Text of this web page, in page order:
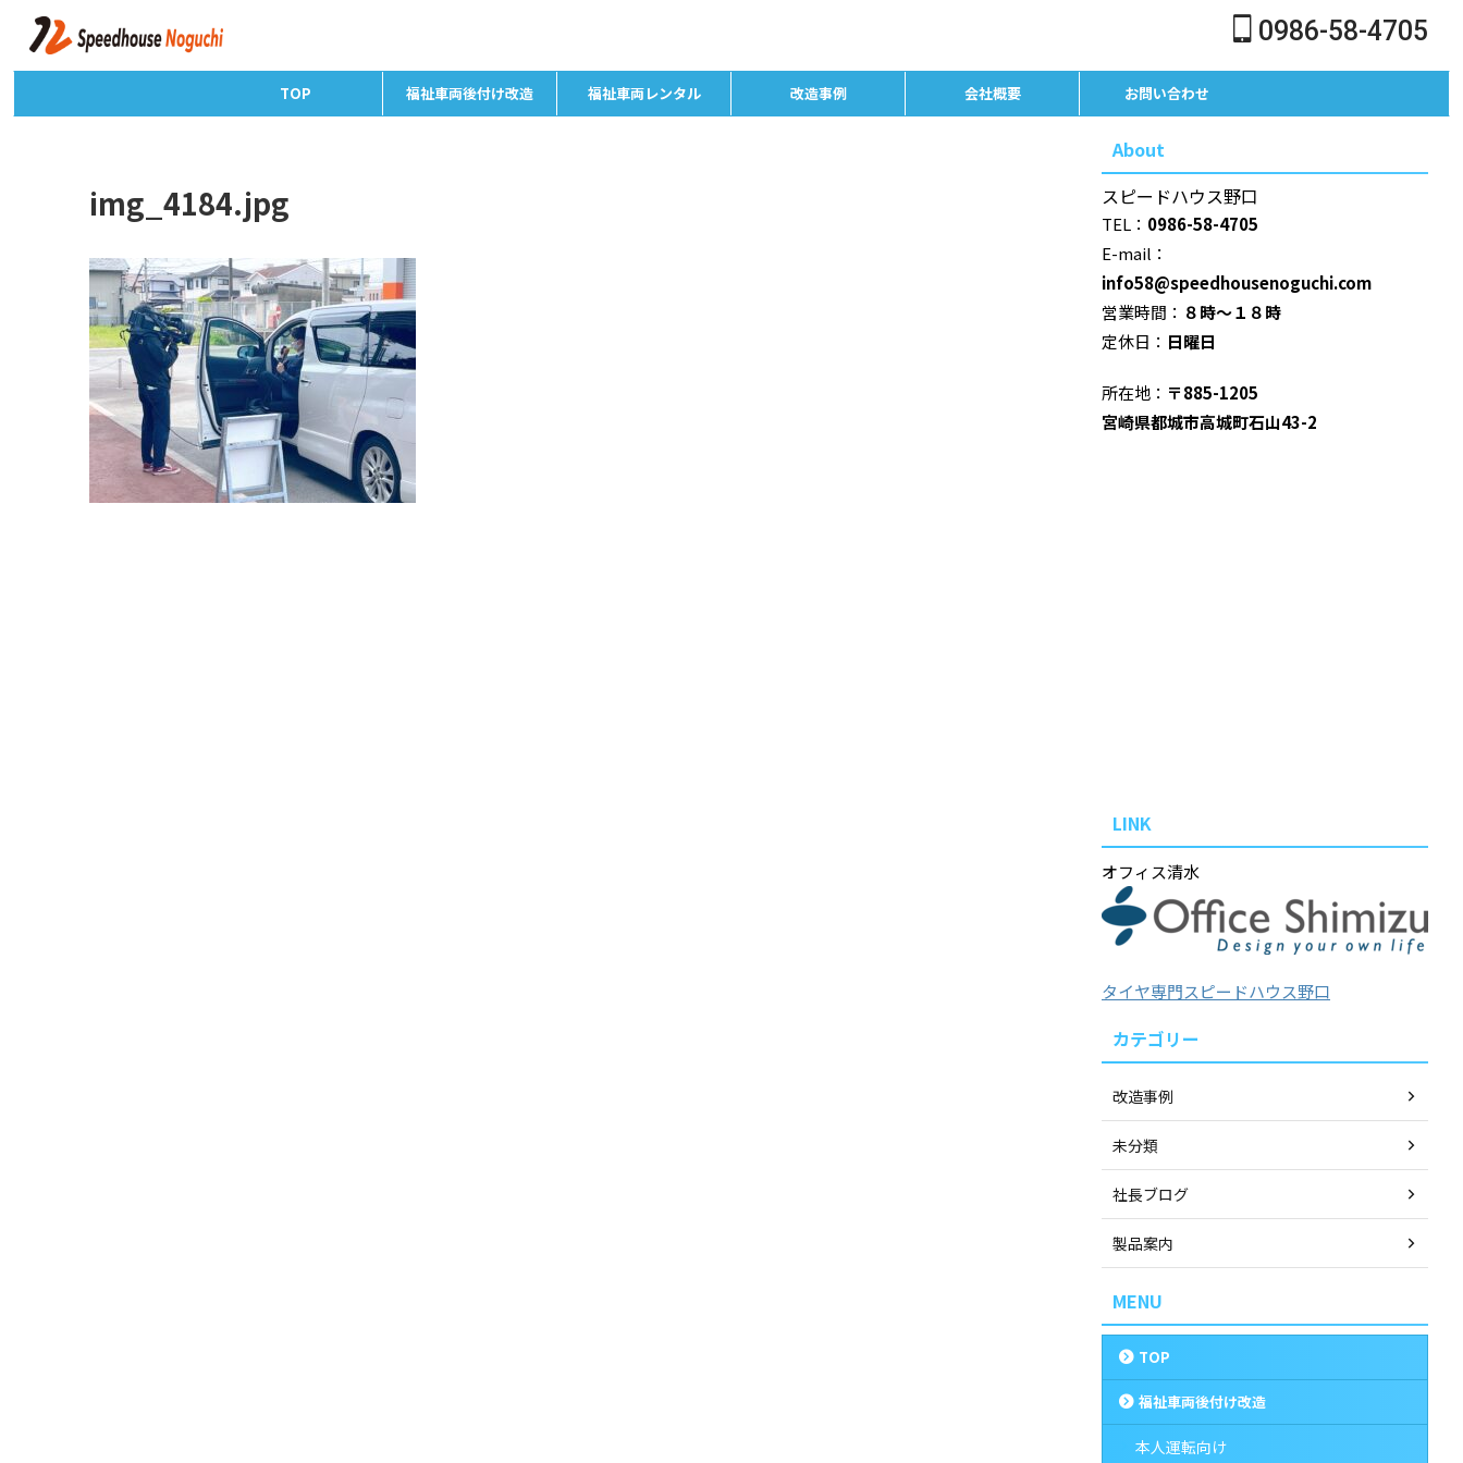
0986-58-4705
TOP 福祉車両後付け改造 福祉車両レンタル 改造事例 会社概要 お問い合わせ
img_4184.jpg
About
スピードハウス野口
TEL： 0986-58-4705
E-mail：
info58@speedhousenoguchi.com
営業時間： ８時～１８時
定休日： 日曜日
所在地： 〒885-1205
宮崎県都城市高城町石山43-2
LINK
オフィス清水
タイヤ専門スピードハウス野口
カテゴリー
改造事例
未分類
社長ブログ
製品案内
MENU
TOP
福祉車両後付け改造
本人運転向け